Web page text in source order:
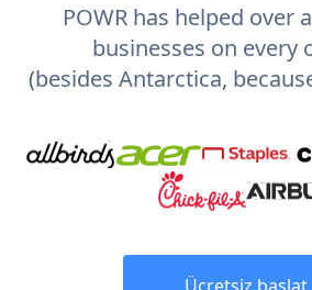
POWR has helped over
businesses on every
(besides Antarctica,